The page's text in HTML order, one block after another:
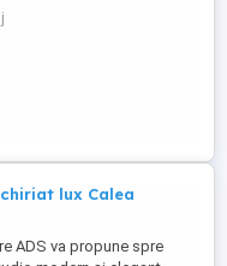
pe strada Ștefan cel
într-o zonă cu vad pietonal
excelentă din stradă –
lux Calea
ADS va propune spre